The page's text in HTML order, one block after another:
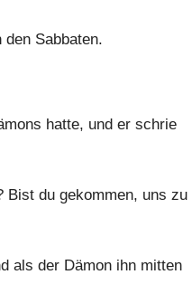
Sabbaten.
hatte, und er schrie
Bist du gekommen, uns zu
als der Dämon ihn mitten